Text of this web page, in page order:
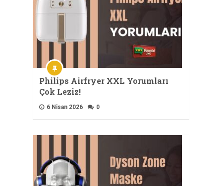
Philips Airfryer XXL Yorumları
Çok Leziz!
6 Nisan 2026 0